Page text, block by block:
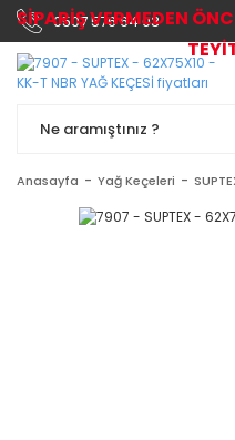
0507 576 64 03
Anasayfa Yağ Keçeleri
SİPARİŞ VERMEDEN